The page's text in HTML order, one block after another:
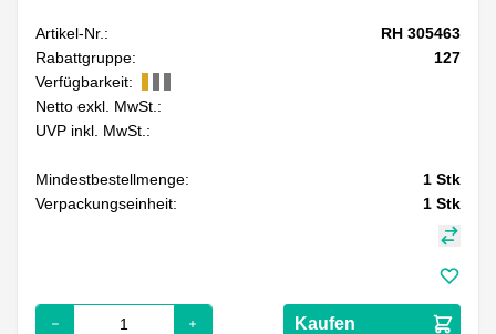
Artikel-Nr.:
RH 305463
Rabattgruppe:
127
Verfügbarkeit:
Netto exkl. MwSt.:
UVP inkl. MwSt.:
Mindestbestellmenge: 1 Stk
Verpackungseinheit:
1 Stk
Kaufen